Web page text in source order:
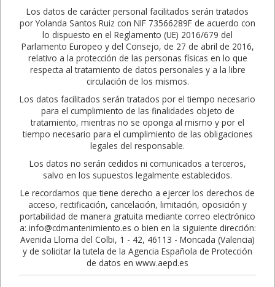
Los datos de carácter personal facilitados serán tratados
por Yolanda Santos Ruiz con NIF 73566289F de acuerdo con
lo dispuesto en el Reglamento (UE) 2016/679 del
Parlamento Europeo y del Consejo, de 27 de abril de 2016,
relativo a la protección de las personas físicas en lo que
respecta al tratamiento de datos personales y a la libre
circulación de los mismos.
Los datos facilitados serán tratados por el tiempo necesario
para el cumplimiento de las finalidades objeto de
tratamiento, mientras no se oponga al mismo y por el
tiempo necesario para el cumplimiento de las obligaciones
legales del responsable.
Los datos no serán cedidos ni comunicados a terceros,
salvo en los supuestos legalmente establecidos.
Le recordamos que tiene derecho a ejercer los derechos de
acceso, rectificación, cancelación, limitación, oposición y
portabilidad de manera gratuita mediante correo electrónico
a: info@cdmantenimiento.es o bien en la siguiente dirección:
Avenida Lloma del Colbi, 1 - 42, 46113 - Moncada (Valencia)
y de solicitar la tutela de la Agencia Española de Protección
de datos en www.aepd.es